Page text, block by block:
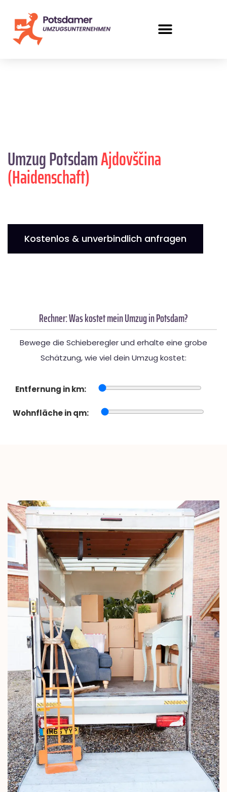
Umzug PotsdamAjdovščina
(Haidenschaft)
Kostenlos & unverbindlich anfragen
Rechner: Was kostet mein Umzug in Potsdam?
Bewege die Schieberegler und erhalte eine grobe
Schätzung, wie viel dein Umzug kostet:
Entfernung in km:
Wohnfläche in qm: